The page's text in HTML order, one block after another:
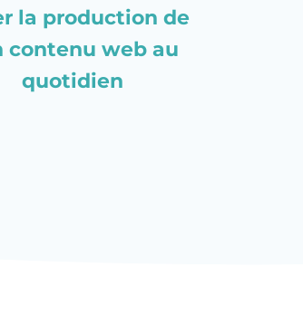
la production de
contenu web au
quotidien